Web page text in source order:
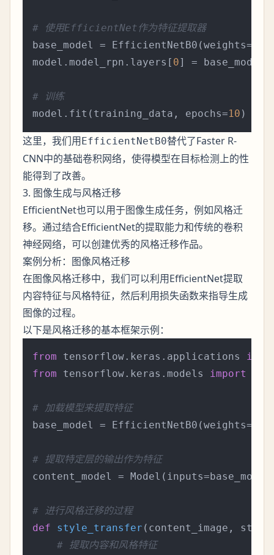
# 使用EfficientNet作为特征提取器
base_model = EfficientNetB0(weights=
model.model_rpn.layers[ 0] = base_model
# 训练
model.fit(training_data, epochs=10
这里，我们用EfficientNetB0替代了Faster R-
CNN中的基础卷积网络，使得模型在目标检测上的性
能得到了改善。
3. 图像生成与风格迁移
EfficientNet也可以用于图像生成任务，例如风格迁
移。通过结合EfficientNet的提取能力和传统的卷积
神经网络，可以创建优秀的风格迁移作品。
案例分析：图像风格迁移
在图像风格迁移中，我们可以利用EfficientNet提取
内容特征与风格特征，然后利用损失函数来指导生成
图像的过程。
以下是风格迁移的基本框架示例：
from tensorflow.keras.applications
from tensorflow.keras.models import
# 加载模型来提取特征
base_model = EfficientNetB0(weights=
# 提取特定层的输出作为特征
content_model =
# 进行风格迁移的过程
def
style_transfer ( content_image,
# 提取内容和风格特征